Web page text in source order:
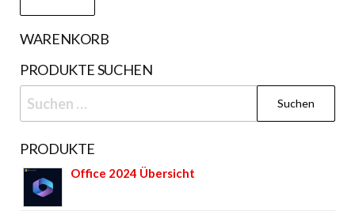
WARENKORB
PRODUKTE SUCHEN
Suchen
nach:
PRODUKTE
Office 2024 Übersicht